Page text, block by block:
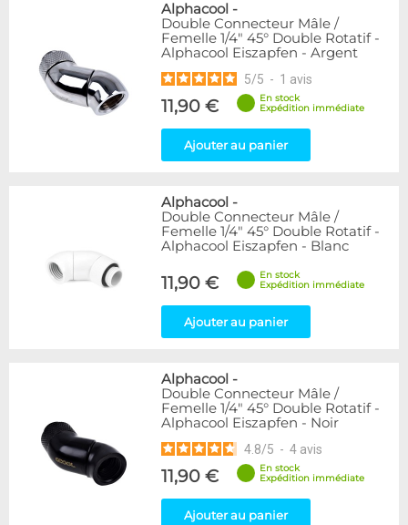
Alphacool -
Double Connecteur Mâle /
Femelle 1/4" 45° Double Rotatif -
Alphacool Eiszapfen - Argent
5/5 - 1 avis
11,90 €
En stock
Expédition immédiate
Ajouter au panier
Alphacool -
Double Connecteur Mâle /
Femelle 1/4" 45° Double Rotatif -
Alphacool Eiszapfen - Blanc
11,90 €
En stock
Expédition immédiate
Ajouter au panier
Alphacool -
Double Connecteur Mâle /
Femelle 1/4" 45° Double Rotatif -
Alphacool Eiszapfen - Noir
4.8/5 - 4 avis
11,90 €
En stock
Expédition immédiate
Ajouter au panier